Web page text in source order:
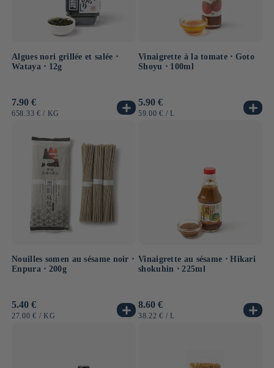
Algues nori grillée et salée ⋅
Wataya ⋅ 12g
Prix
habituel
7.90 €
PRIX
658.33 € / PAR
KG
Vinaigrette à la tomate ⋅ Goto
Shoyu ⋅ 100ml
Prix
habituel
5.90 €
PRIX
59.00 € / PAR
L
Nouilles somen au sésame noir ⋅
Enpura ⋅ 200g
Prix
habituel
5.40 €
PRIX
27.00 € / PAR
KG
Vinaigrette au sésame ⋅ Hikari
shokuhin ⋅ 225ml
Prix
habituel
8.60 €
PRIX
38.22 € / PAR
L